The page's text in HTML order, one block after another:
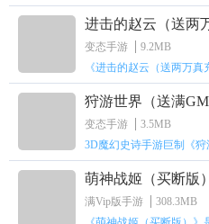
进击的赵云（送两
变态手游
9.2MB
《进击的赵云（送两万
狩游世界（送满GM
变态手游
3.5MB
3D魔幻史诗手游巨制《狩
萌神战姬（买断版）
满Vip版手游
308.3MB